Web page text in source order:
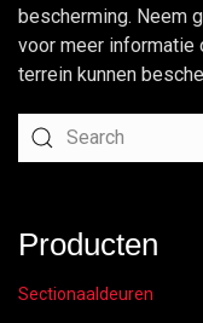
bescherming. Neem
voor meer informatie
terrein kunnen
Producten
Sectionaaldeuren